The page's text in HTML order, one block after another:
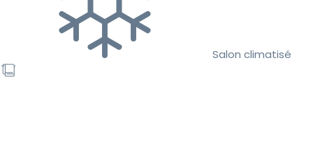
Salon climatisé